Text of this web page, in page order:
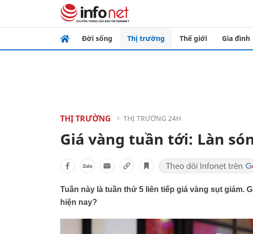
Đời sống Thị trường Thế giới Gia đình
THỊ TRƯỜNG THỊ TRƯỜNG 24H
Giá vàng tuần tới: Làn
Tuần này là tuần thứ 5 liên tiếp giá vàng sụt giảm.
hiện nay?